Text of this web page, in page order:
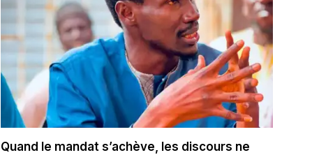
Quand le mandat s’achève, les discours ne